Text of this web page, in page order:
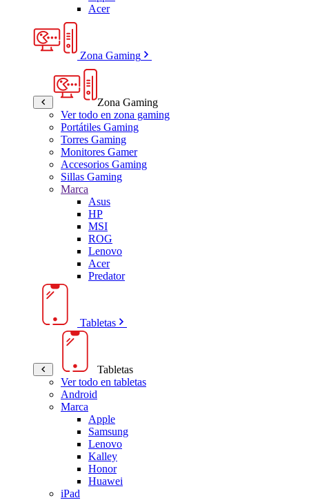
Acer
Zona Gaming
Zona Gaming
Ver todo en zona gaming
Portátiles Gaming
Torres Gaming
Monitores Gamer
Accesorios Gaming
Sillas Gaming
Marca
Asus
HP
MSI
ROG
Lenovo
Acer
Predator
Tabletas
Tabletas
Ver todo en tabletas
Android
Marca
Apple
Samsung
Lenovo
Kalley
Honor
Huawei
iPad